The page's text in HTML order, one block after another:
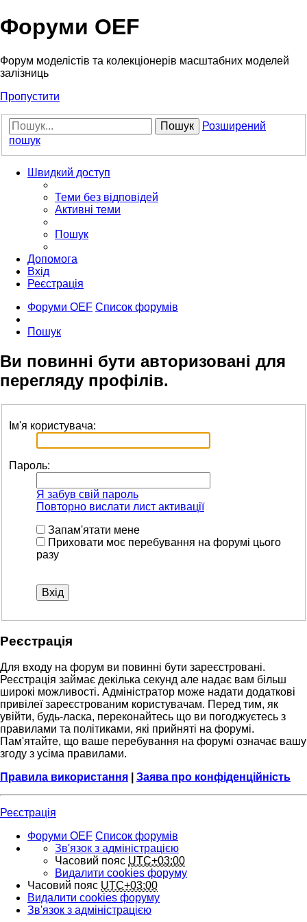
Форуми OEF
Форум моделістів та колекціонерів масштабних моделей
залізниць
Пропустити
Пошук
Розширений
пошук
Швидкий доступ
Теми без відповідей
Активні теми
Пошук
Допомога
Вхід
Реєстрація
Форуми OEF Список форумів
Пошук
Ви повинні бути авторизовані для
перегляду профілів.
Ім'я користувача:
Пароль:
Я забув свій пароль
Повторно вислати лист активації
Запам'ятати мене
Приховати моє перебування на форумі цього
разу
Реєстрація
Для входу на форум ви повинні бути зареєстровані.
Реєстрація займає декілька секунд але надає вам більш
широкі можливості. Адміністратор може надати додаткові
привілеї зареєстрованим користувачам. Перед тим, як
увійти, будь-ласка, переконайтесь що ви погоджуєтесь з
правилами та політиками, які прийняті на форумі.
Пам'ятайте, що ваше перебування на форумі означає вашу
згоду з усіма правилами.
Правила використання
Заява про конфіденційність
Реєстрація
Форуми OEF Список форумів
Зв'язок з адміністрацією
Часовий пояс UTC+03:00
Видалити cookies форуму
Часовий пояс UTC+03:00
Видалити cookies форуму
Зв'язок з адміністрацією